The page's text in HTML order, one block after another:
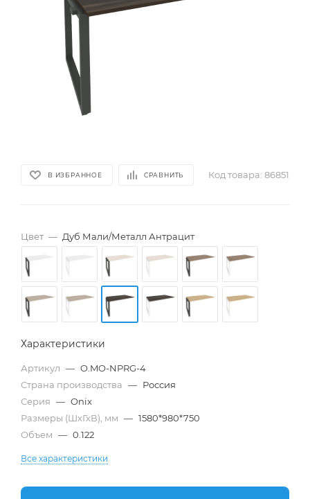
В ИЗБРАННОЕ СРАВНИТЬ Код товара: 86851
Цвет — Дуб Мали/Металл Антрацит
Характеристики
Артикул — O.MO-NPRG-4
Страна производства — Россия
Серия — Onix
Размеры (ШхГхВ), мм — 1580*980*750
Объем — 0.122
Все характеристики